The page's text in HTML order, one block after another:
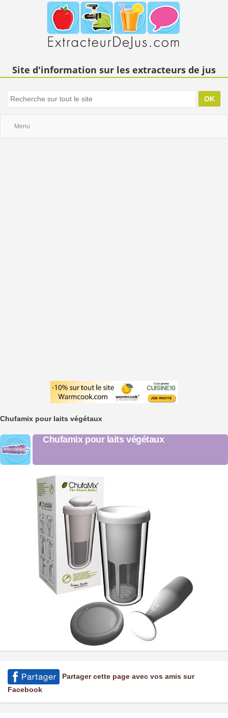
Site d'information sur les extracteurs de jus
Menu
Chufamix pour laits végétaux
Chufamix pour laits végétaux
Partager cette page avec vos amis sur
Facebook